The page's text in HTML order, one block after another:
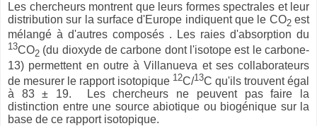
Les chercheurs montrent que leurs formes spectrales et leur
distribution sur la surface d'Europe indiquent que le CO2est
mélangé à d'autres composés . Les raies d'absorption du
13CO2 (du dioxyde de carbone dont l'isotope est le carbone-
13) permettent en outre à Villanueva et ses collaborateurs
de mesurer le rapport isotopique 12C/13C qu'ils trouvent égal
à 83 ± 19. Les chercheurs ne peuvent pas faire la
distinction entre une source abiotique ou biogénique sur la
base de ce rapport isotopique.